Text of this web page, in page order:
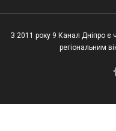
З 2011 року 9 Канал Дніпро є
регіональним